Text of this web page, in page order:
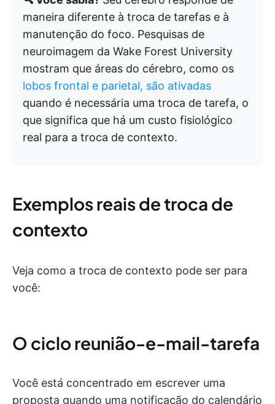
maneira diferente à troca de tarefas e à
manutenção do foco. Pesquisas de
neuroimagem da Wake Forest University
mostram que áreas do cérebro, como os
lobos frontal e parietal, são ativadas
quando é necessária uma troca de tarefa, o
que significa que há um custo fisiológico
real para a troca de contexto.
Exemplos reais de troca de
contexto
Veja como a troca de contexto pode ser para
você:
O ciclo reunião-e-mail-tarefa
Você está concentrado em escrever uma
proposta quando uma notificação do calendário